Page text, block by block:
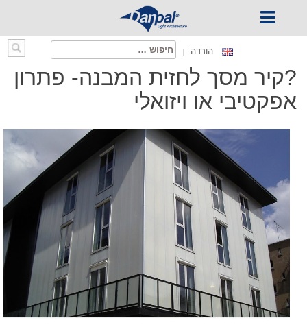
content
חיפוש: הורדה
?קיר מסך לחזית המבנה- פתרון
אפקטיבי או ויזואלי